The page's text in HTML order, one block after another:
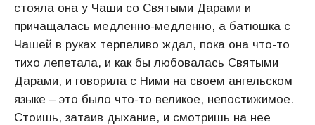
стояла она у Чаши со Святыми Дарами и
причащалась медленно-медленно, а батюшка с
Чашей в руках терпеливо ждал, пока она что-то
тихо лепетала, и как бы любовалась Святыми
Дарами, и говорила с Ними на своем ангельском
языке – это было что-то великое, непостижимое.
Стоишь, затаив дыхание, и смотришь на нее